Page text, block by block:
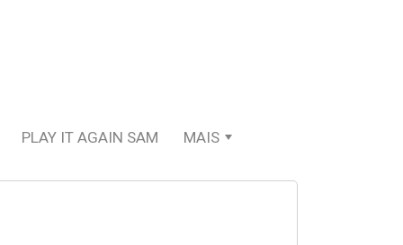
PLAY IT AGAIN SAM MAIS